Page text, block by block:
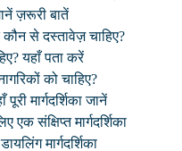
ज़रूरी बातें
से दस्तावेज़ चाहिए?
यहाँ पता करें
को चाहिए?
मार्गदर्शिका जानें
संक्षिप्त मार्गदर्शिका
मार्गदर्शिका